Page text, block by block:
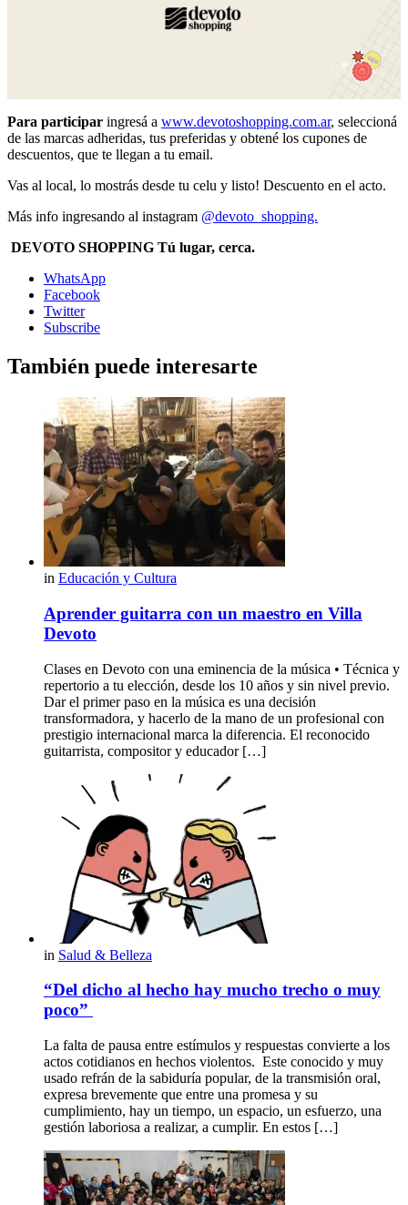
Para participar ingresá a www.devotoshopping.com.ar, seleccioná
de las marcas adheridas, tus preferidas y obtené los cupones de
descuentos, que te llegan a tu email.
Vas al local, lo mostrás desde tu celu y listo! Descuento en el acto.
Más info ingresando al instagram @devoto_shopping.
DEVOTO SHOPPING Tú lugar, cerca.
WhatsApp
Facebook
Twitter
Subscribe
También puede interesarte
in Educación y Cultura
Aprender guitarra con un maestro en Villa
Devoto
Clases en Devoto con una eminencia de la música • Técnica y
repertorio a tu elección, desde los 10 años y sin nivel previo.
Dar el primer paso en la música es una decisión
transformadora, y hacerlo de la mano de un profesional con
prestigio internacional marca la diferencia. El reconocido
guitarrista, compositor y educador […]
in Salud & Belleza
“Del dicho al hecho hay mucho trecho o muy
poco”
La falta de pausa entre estímulos y respuestas convierte a los
actos cotidianos en hechos violentos. Este conocido y muy
usado refrán de la sabiduría popular, de la transmisión oral,
expresa brevemente que entre una promesa y su
cumplimiento, hay un tiempo, un espacio, un esfuerzo, una
gestión laboriosa a realizar, a cumplir. En estos […]